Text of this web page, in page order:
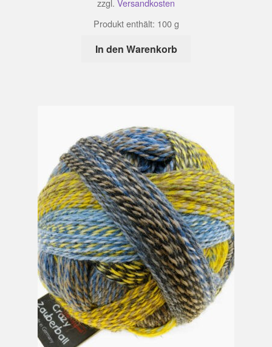
zzgl. Versandkosten
Produkt enthält: 100g
In den Warenkorb